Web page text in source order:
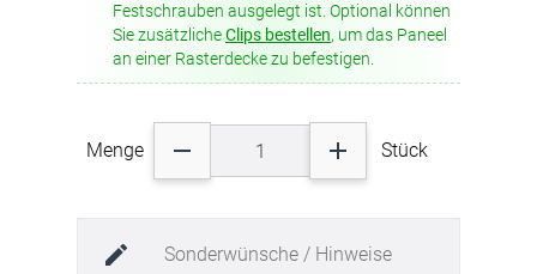
Im Lieferumfang enthalten sind ein Abhängeset
zur Deckenmontage sowie eine integrierte LED-
Einbaulampe. Diese Lampe besteht aus einem
einem matten Polycarbonat-Diffusor. Der
verbaute LED-LIcht (Typ 5050) bietet eine
angenehme und gleichmässige Ausleuchtung
dabei für eine perfekte Lichtverteilung im Raum.
Farbgruppe: gelb
Materialart: Polyestervlies
Brandverhalten: B1 -schwer
entflammbar DIN 4102-1
Festschrauben ausgelegt ist. Optional können
Sie zusätzlicheClips bestellen, um das Paneel
an einer Rasterdecke zu befestigen.
Menge Stück